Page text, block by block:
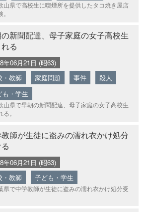
山県で高校生に喫煙所を提供したタコ焼き屋店
新聞配達、母子家庭の女子高校生
る
年06月21日 (昭63)
・教師
家庭問題 事件
殺人
も・学生
山県で早朝の新聞配達、母子家庭の女子高校生
。
師が生徒に盗みの濡れ衣かけ処分
年06月21日 (昭63)
・教師
子ども・学生
県で中学教師が生徒に盗みの濡れ衣かけ処分受